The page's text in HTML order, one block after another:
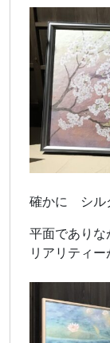
確かに シル
平面でありな
リアリティ